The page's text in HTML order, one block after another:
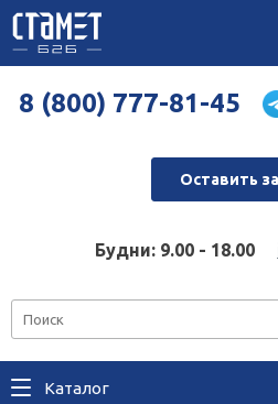
8 (800) 777-81-45
Оставить
Будни: 9.00 - 18.00
Каталог